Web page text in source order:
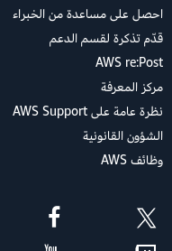
احصل على مساعدة من الخبراء
قدّم تذكرة لقسم الدعم
AWS re:Post
مركز المعرفة
نظرة عامة على AWS Support
الشؤون القانونية
وظائف AWS